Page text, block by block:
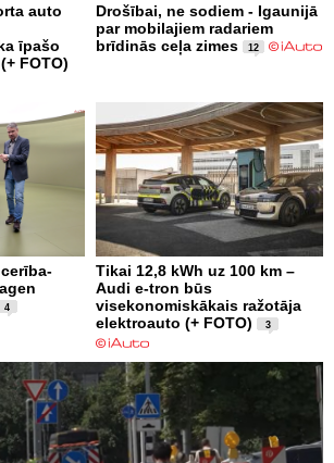
auto
īpašo
FOTO)
Drošībai, ne sodiem - Igaunijā
par mobilajiem radariem
brīdinās ceļa zimes
12
4
Tikai 12,8 kWh uz 100 km –
Audi e-tron būs
visekonomiskākais ražotāja
elektroauto (+ FOTO)
3